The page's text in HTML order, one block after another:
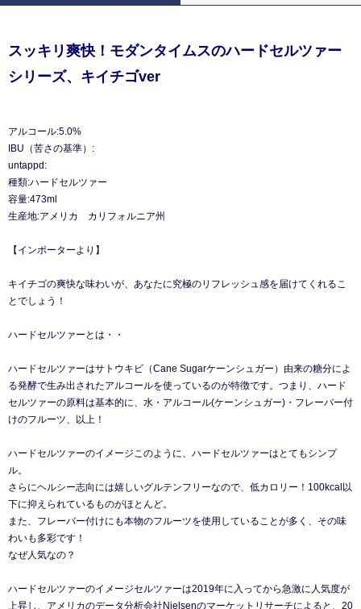
スッキリ爽快！モダンタイムスのハードセルツァー
シリーズ、キイチゴver
アルコール:5.0%
IBU（苦さの基準）:
untappd:
種類:ハードセルツァー
容量:473ml
生産地:アメリカ カリフォルニア州
【インポーターより】
キイチゴの爽快な味わいが、あなたに究極のリフレッシュ感を届けてくれるこ
とでしょう！
ハードセルツァーとは・・
ハードセルツァーはサトウキビ（Cane Sugarケーンシュガー）由来の糖分によ
る発酵で生み出されたアルコールを使っているのが特徴です。つまり、ハード
セルツァーの原料は基本的に、水・アルコール(ケーンシュガー)・フレーバー付
けのフルーツ、以上！
ハードセルツァーのイメージこのように、ハードセルツァーはとてもシンプ
ル。
さらにヘルシー志向には嬉しいグルテンフリーなので、低カロリー！100kcal以
下に抑えられているものがほとんど。
また、フレーバー付けにも本物のフルーツを使用していることが多く、その味
わいも多彩です！
なぜ人気なの？
ハードセルツァーのイメージセルツァーは2019年に入ってから急激に人気度が
上昇し、アメリカのデータ分析会社Nielsenのマーケットリサーチによると、20